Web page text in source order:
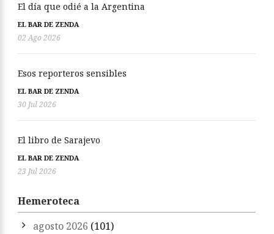
El día que odié a la Argentina
EL BAR DE ZENDA
02 Ago 2026
Esos reporteros sensibles
EL BAR DE ZENDA
30 Jul 2026
El libro de Sarajevo
EL BAR DE ZENDA
23 Jul 2026
Hemeroteca
agosto 2026 (101)